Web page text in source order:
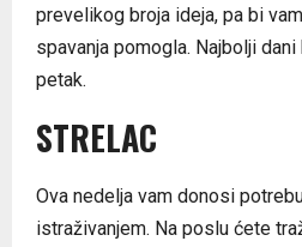
prevelikog broja ideja, pa bi
spavanja pomogla. Najbolji
petak.
STRELAC
Ova nedelja vam donosi
istraživanjem. Na poslu ćete